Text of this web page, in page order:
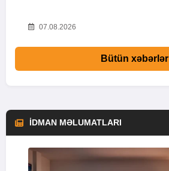
07.08.2026
Bütün xəbərlər
İDMAN MƏLUMATLARI